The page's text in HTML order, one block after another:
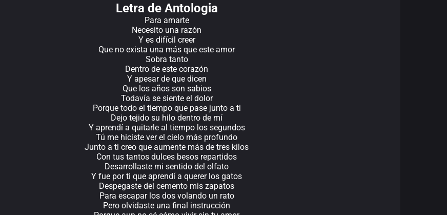
Letra de Antologia
Para amarte
Necesito una razón
Y es difícil creer
Que no exista una más que este amor
Sobra tanto
Dentro de este corazón
Y apesar de que dicen
Que los años son sabios
Todavía se siente el dolor
Porque todo el tiempo que pase junto a ti
Dejo tejido su hilo dentro de mí
Y aprendí a quitarle al tiempo los segundos
Tú me hiciste ver el cielo más profundo
Junto a ti creo que aumente más de tres kilos
Con tus tantos dulces besos repartidos
Desarrollaste mi sentido del olfato
Y fue por ti que aprendí a querer los gatos
Despegaste del cemento mis zapatos
Para escapar los dos volando un rato
Pero olvidaste una final instrucción